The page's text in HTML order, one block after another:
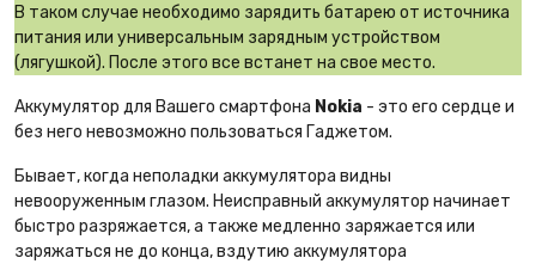
В таком случае необходимо зарядить батарею от источника
питания или универсальным зарядным устройством
(лягушкой). После этого все встанет на свое место.
Аккумулятор для Вашего смартфона Nokia - это его сердце и
без него невозможно пользоваться Гаджетом.
Бывает, когда неполадки аккумулятора видны
невооруженным глазом. Неисправный аккумулятор начинает
быстро разряжается, а также медленно заряжается или
заряжаться не до конца, вздутию аккумулятора